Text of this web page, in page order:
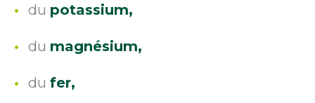
du potassium,
du magnésium,
du fer,